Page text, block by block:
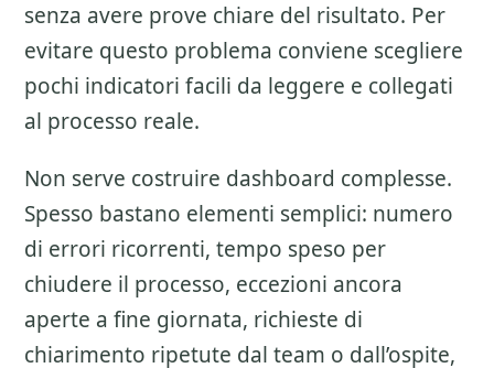
senza avere prove chiare del risultato. Per
evitare questo problema conviene scegliere
pochi indicatori facili da leggere e collegati
al processo reale.
Non serve costruire dashboard complesse.
Spesso bastano elementi semplici: numero
di errori ricorrenti, tempo speso per
chiudere il processo, eccezioni ancora
aperte a fine giornata, richieste di
chiarimento ripetute dal team o dall’ospite,